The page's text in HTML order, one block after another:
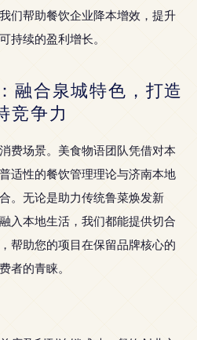
们帮助餐饮企业降本增效，提升
持续的盈利增长。
融合泉城特色，打造
竞争力
费场景。美食物语团队凭借对本
适性的餐饮管理理论与济南本地
。无论是助力传统鲁菜焕发新
入本地生活，我们都能提供切合
帮助您的项目在保留品牌核心的
者的青睐。